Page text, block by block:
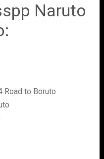
Naruto
Road to Boruto